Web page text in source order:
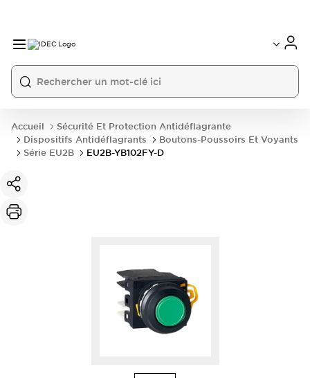
Accueil
Sécurité Et Protection Antidéflagrante
Dispositifs Antidéflagrants
Boutons-Poussoirs Et Voyants
Série EU2B
EU2B-YB102FY-D